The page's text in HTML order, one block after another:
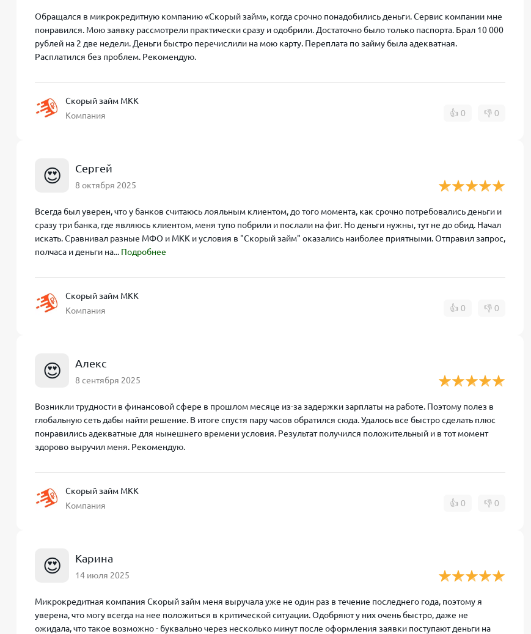
Обращался в микрокредитную компанию «Скорый займ», когда срочно понадобились деньги. Сервис компании мне
понравился. Мою заявку рассмотрели практически сразу и одобрили. Достаточно было только паспорта. Брал 10 000
рублей на 2 две недели. Деньги быстро перечислили на мою карту. Переплата по займу была адекватная.
Расплатился без проблем. Рекомендую.
Скорый займ МКК
Компания
👍 0 👎 0
😍 Сергей
8 октября 2025
Всегда был уверен, что у банков считаюсь лояльным клиентом, до того момента, как срочно потребовались деньги и
сразу три банка, где являюсь клиентом, меня тупо побрили и послали на фиг. Но деньги нужны, тут не до обид. Начал
искать. Сравнивал разные МФО и МКК и условия в "Скорый займ" оказались наиболее приятными. Отправил запрос,
полчаса и деньги на... Подробнее
Скорый займ МКК
Компания
👍 0 👎 0
😍 Алекс
8 сентября 2025
Возникли трудности в финансовой сфере в прошлом месяце из-за задержки зарплаты на работе. Поэтому полез в
глобальную сеть дабы найти решение. В итоге спустя пару часов обратился сюда. Удалось все быстро сделать плюс
понравились адекватные для нынешнего времени условия. Результат получился положительный и в тот момент
здорово выручил меня. Рекомендую.
Скорый займ МКК
Компания
👍 0 👎 0
😍 Карина
14 июля 2025
Микрокредитная компания Скорый займ меня выручала уже не один раз в течение последнего года, поэтому я
уверена, что могу всегда на нее положиться в критической ситуации. Одобряют у них очень быстро, даже не
ожидала, что такое возможно - буквально через несколько минут после оформления заявки поступают деньги на